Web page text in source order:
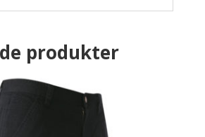
produkter